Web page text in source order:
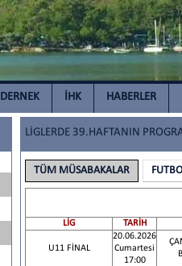
DERNEK İHK HABERLER
LİGLERDE 39.HAFTANIN
TÜM MÜSABAKALAR
LİG TARİH
U11 FİNAL
20.06.2026
Cumartesi
17:00